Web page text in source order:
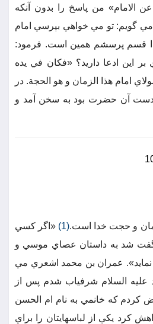
الامام» من پاسخ را بدون آنكه
گويم: تو مي خواهي بپرسي امام
قسم پرسشم همين است. فرمود:
بر اين ادعا داريد؟ «فكان في يده
امام هذا الزمان و هو الحجة. در
دست آن حضرت بود به سخن آمد و
و حجت خدا است.(1)
«اگر كسي
شد به داستان عصاي موسي و
نمايد». عمران بن محمد اشعري مي
عليه السلام شرفياب شدم پس از
كردم كه خانمي به نام ام الحسن
كرد يكي از لباسهايتان را براي